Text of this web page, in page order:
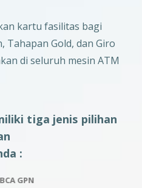
kartu fasilitas bagi
Tahapan Gold, dan Giro
di seluruh mesin ATM
tiga jenis pilihan
:
BCA GPN